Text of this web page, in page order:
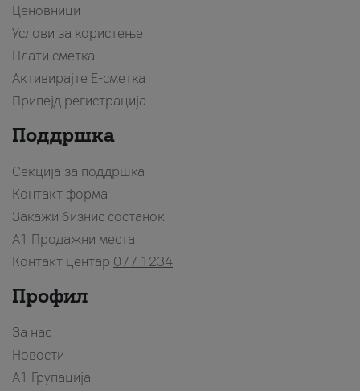
Ценовници
Услови за користење
Плати сметка
Активирајте Е-сметка
Припејд регистрација
Поддршка
Секција за поддршка
Контакт форма
Закажи бизнис состанок
A1 Продажни места
Контакт центар 077 1234
Профил
За нас
Новости
А1 Групација